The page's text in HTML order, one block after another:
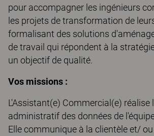
pour accompagner les ingénieurs
les projets de transformation de
formalisant des solutions
de travail qui répondent à la
un objectif de qualité.
Vos missions :
L'Assistant(e) Commercial(e) réalise
administratif des données de
Elle communique à la clientèle et/